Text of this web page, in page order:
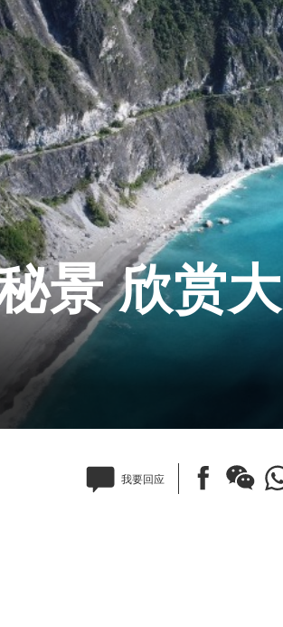
景 欣赏大
我要回应